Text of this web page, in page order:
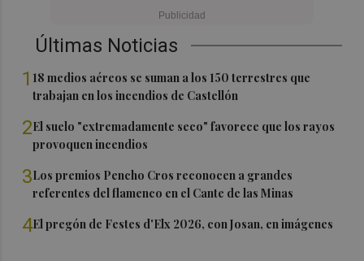
Últimas Noticias
1 18 medios aéreos se suman a los 150 terrestres que
trabajan en los incendios de Castellón
2El suelo "extremadamente seco" favorece que los rayos
provoquen incendios
3Los premios Pencho Cros reconocen a grandes
referentes del flamenco en el Cante de las Minas
4El pregón de Festes d'Elx 2026, con Josan, en imágenes